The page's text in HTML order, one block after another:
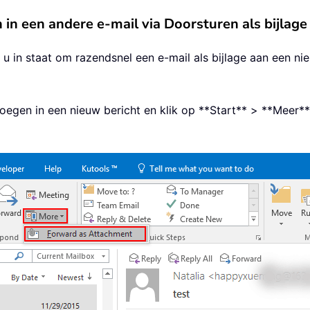
een andere e-mail via Doorsturen als bijlage
in staat om razendsnel een e-mail als bijlage aan een
in een nieuw bericht en klik op **Start** >